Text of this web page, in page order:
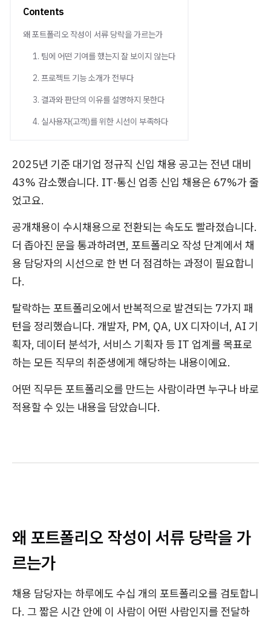
Contents
왜 포트폴리오 작성이 서류 당락을 가르는가
1. 팀에 어떤 기여를 했는지 잘 보이지 않는다
2. 프로젝트 기능 소개가 전부다
3. 결과와 판단의 이유를 설명하지 못한다
4. 실사용자(고객)를 위한 시선이 부족하다
2025년 기준 대기업 정규직 신입 채용 공고는 전년 대비
43% 감소했습니다. IT·통신 업종 신입 채용은 67%가 줄
었고요.
공개채용이 수시채용으로 전환되는 속도도 빨라졌습니다.
더 좁아진 문을 통과하려면, 포트폴리오 작성 단계에서 채
용 담당자의 시선으로 한 번 더 점검하는 과정이 필요합니
다.
탈락하는 포트폴리오에서 반복적으로 발견되는 7가지 패
턴을 정리했습니다. 개발자, PM, QA, UX 디자이너, AI 기
획자, 데이터 분석가, 서비스 기획자 등 IT 업계를 목표로
하는 모든 직무의 취준생에게 해당하는 내용이에요.
어떤 직무든 포트폴리오를 만드는 사람이라면 누구나 바로
적용할 수 있는 내용을 담았습니다.
왜 포트폴리오 작성이 서류 당락을 가
르는가
채용 담당자는 하루에도 수십 개의 포트폴리오를 검토합니
다. 그 짧은 시간 안에 이 사람이 어떤 사람인지를 전달하